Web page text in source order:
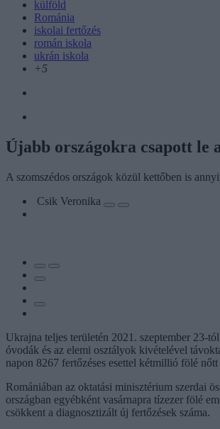
külföld
Románia
iskolai fertőzés
román iskola
ukrán iskola
+5
Újabb országokra csapott le
A szomszédos országok közül kettőben is
Csik Veronika
Ukrajna teljes területén 2021. szeptember 23-
óvodák és az elemi osztályok kivételével
napon 8267 fertőzéses esettel kétmillió fölé
Romániában az oktatási minisztérium szerdai
országban egyébként vasárnapra tízezer fölé
csökkent a diagnosztizált új fertőzések száma.